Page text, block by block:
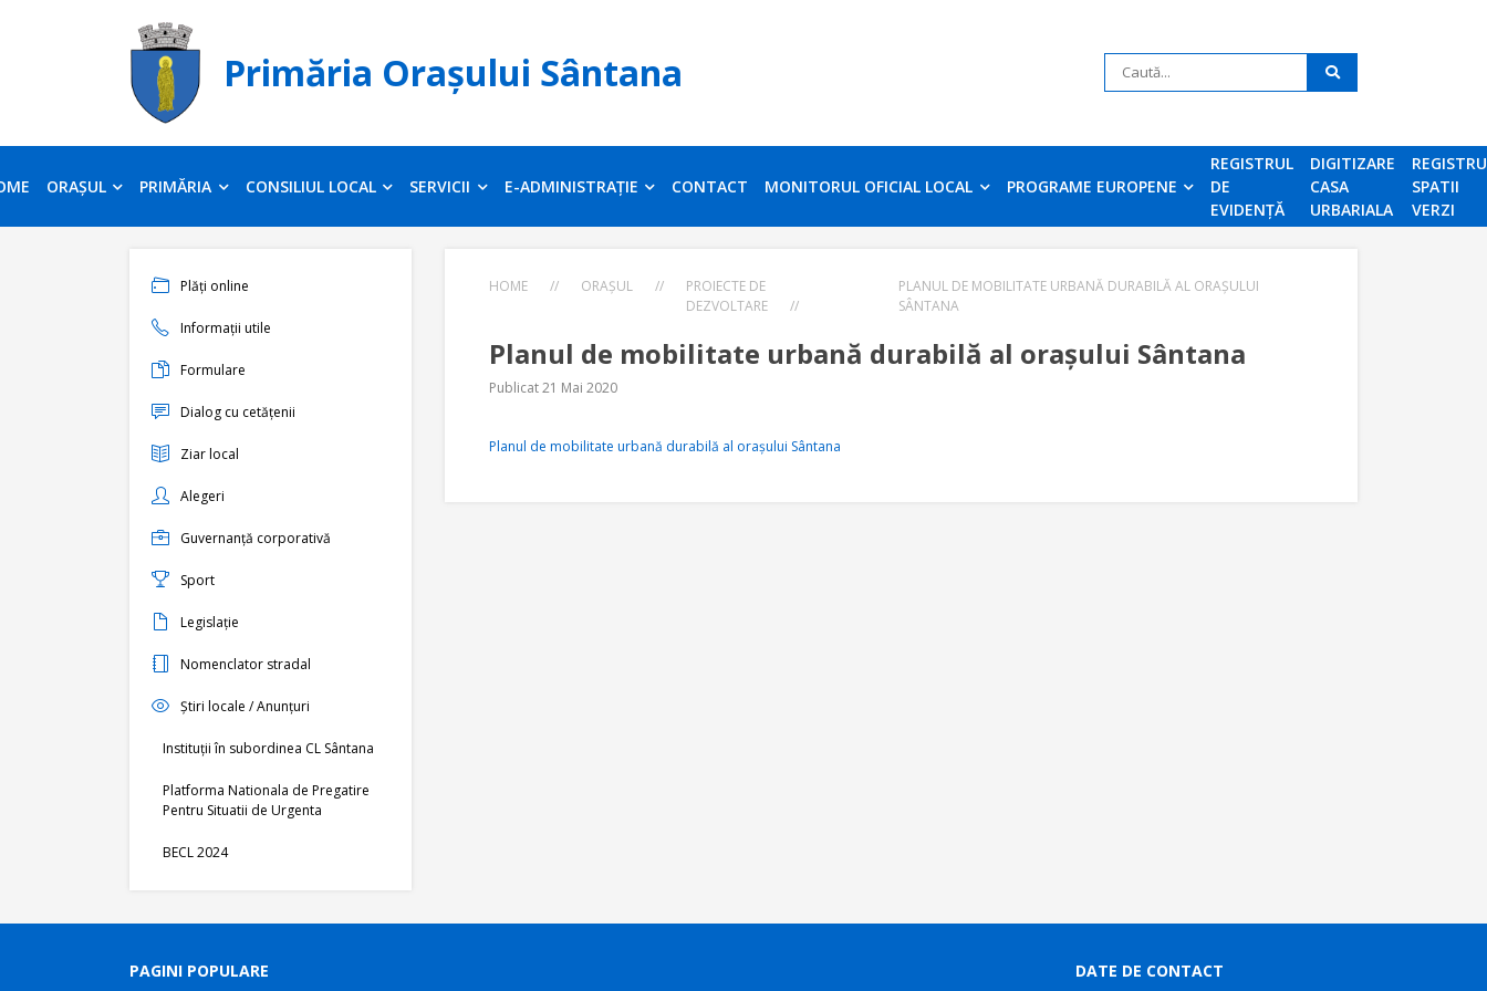
Primăria Orașului Sântana
ORAȘUL PRIMĂRIA CONSILIUL LOCAL SERVICII E-ADMINISTRAȚIE CONTACT MONITORUL OFICIAL LOCAL PROGRAME EUROPENE
REGISTRUL
DE
EVIDENȚĂ
DIGITIZARE
CASA
URBARIALA
REGISTRU
SPATII
VERZI
Plăți online
Informații utile
Formulare
Dialog cu cetățenii
Ziar local
Alegeri
Guvernanță corporativă
Sport
Legislație
Nomenclator stradal
Știri locale / Anunțuri
Instituții în subordinea CL Sântana
Platforma Nationala de Pregatire
Pentru Situatii de Urgenta
BECL 2024
HOME // ORAȘUL //
PROIECTE DE
DEZVOLTARE
//
PLANUL DE MOBILITATE URBANĂ DURABILĂ AL ORAȘULUI
SÂNTANA
Planul de mobilitate urbană durabilă al orașului Sântana
Publicat 21 Mai 2020
Planul de mobilitate urbană durabilă al orașului Sântana
PAGINI POPULARE DATE DE CONTACT